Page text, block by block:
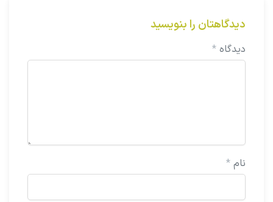
دیدگاهتان را بنویسید
دیدگاه *
نام *